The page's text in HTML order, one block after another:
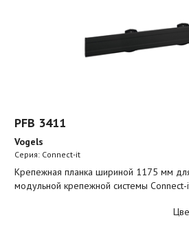
PFB 3411
Vogels
Серия: Connect-it
Крепежная планка шириной 1175 мм
модульной крепежной системы Connect-